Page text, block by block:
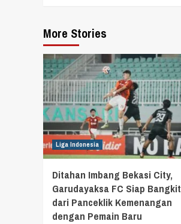
More Stories
Liga Indonesia
Ditahan Imbang Bekasi City,
Garudayaksa FC Siap Bangkit
dari Panceklik Kemenangan
dengan Pemain Baru